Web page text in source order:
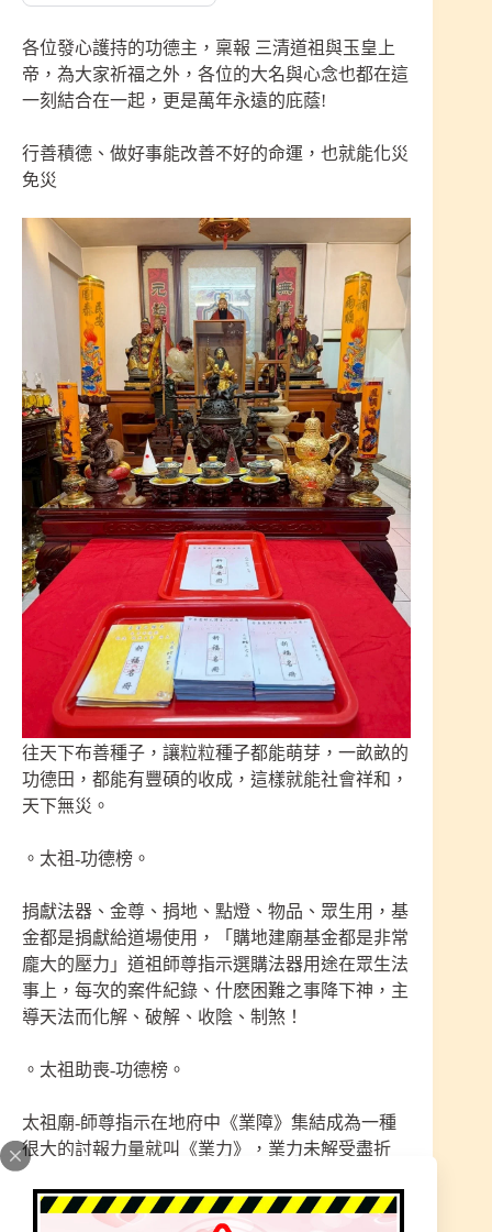
各位發心護持的功德主，稟報 三清道祖與玉皇上
帝，為大家祈福之外，各位的大名與心念也都在這
一刻結合在一起，更是萬年永遠的庇蔭!
行善積德、做好事能改善不好的命運，也就能化災
免災
往天下布善種子，讓粒粒種子都能萌芽，一畝畝的
功德田，都能有豐碩的收成，這樣就能社會祥和，
天下無災。
。太祖-功德榜。
捐獻法器、金尊、捐地、點燈、物品、眾生用，基
金都是捐獻給道場使用，「購地建廟基金都是非常
龐大的壓力」道祖師尊指示選購法器用途在眾生法
事上，每次的案件紀錄、什麽困難之事降下神，主
導天法而化解、破解、收陰、制煞！
。太祖助喪-功德榜。
太祖廟-師尊指示在地府中《業障》集結成為一種
很大的討報力量就叫《業力》，業力未解受盡折
磨、運勢不佳、人緣差、家庭失和、因果病、無妄
之災、坎坷不順、事業不順、無財運、病痛纏身。